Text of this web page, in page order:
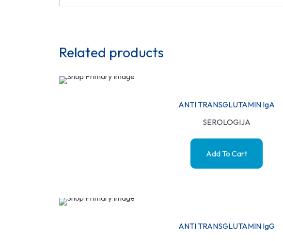
Related products
ANTI TRANSGLUTAMIN IgA
SEROLOGIJA
Add To Cart
ANTI TRANSGLUTAMIN IgG